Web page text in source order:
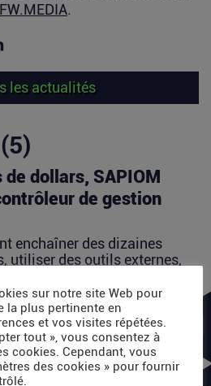
FW.MEDIA.
sur Facebook
les actualités
dollars, SAPIOM
de gestion
enchaîner des dizaines
utiliser des outils externes,
des plateformes
facture électronique
sur notre site Web pour
la plus pertinente en
et vos visites répétées.
tout », vous consentez à
cookies. Cependant, vous
des cookies » pour fournir